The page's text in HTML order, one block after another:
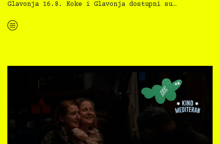
Glavonja 16.8. Koke i Glavonja dostupni su…
“Kino Mediteran i Film svima nastavljaju inkluzivnu turneju na Hvaru”